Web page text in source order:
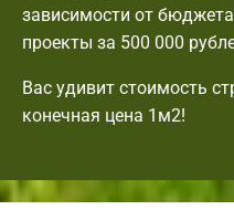
зависимости от
проекты за 500 000
Вас удивит стоимость
конечная цена 1м2!